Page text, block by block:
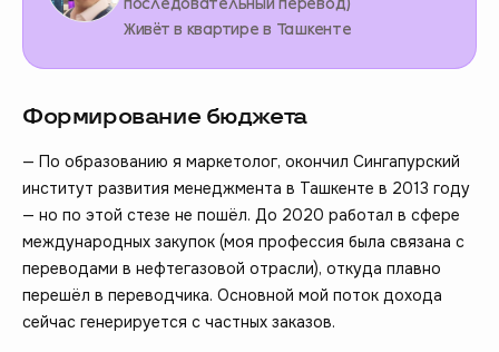
Живёт в квартире в Ташкенте
Формирование бюджета
— По образованию я маркетолог, окончил Сингапурский
институт развития менеджмента в Ташкенте в 2013 году
— но по этой стезе не пошёл. До 2020 работал в сфере
международных закупок (моя профессия была связана с
переводами в нефтегазовой отрасли), откуда плавно
перешёл в переводчика. Основной мой поток дохода
сейчас генерируется с частных заказов.